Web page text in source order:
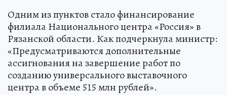
Одним из пунктов стало финансирование
филиала Национального центра «Россия» в
Рязанской области. Как подчеркнула министр:
«Предусматриваются дополнительные
ассигнования на завершение работ по
созданию универсального выставочного
центра в объеме 515 млн рублей».